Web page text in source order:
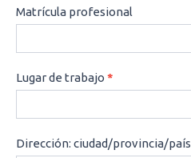
Matrícula profesional
Lugar de trabajo *
Dirección: ciudad/provincia/país